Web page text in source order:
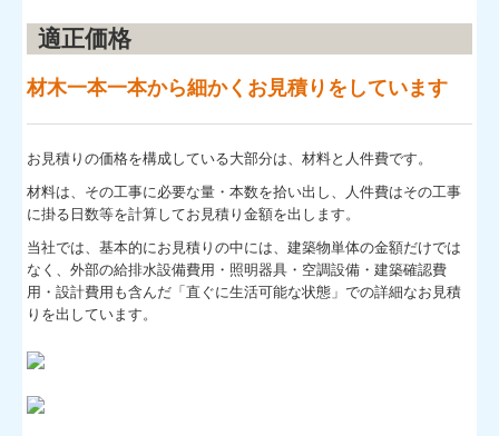
適正価格
材木一本一本から細かくお見積りをしています
お見積りの価格を構成している大部分は、材料と人件費です。
材料は、その工事に必要な量・本数を拾い出し、人件費はその工事
に掛る日数等を計算してお見積り金額を出します。
当社では、基本的にお見積りの中には、建築物単体の金額だけでは
なく、外部の給排水設備費用・照明器具・空調設備・建築確認費
用・設計費用も含んだ「直ぐに生活可能な状態」での詳細なお見積
りを出しています。